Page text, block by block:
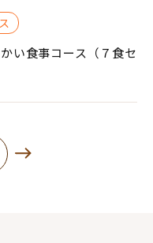
い食事コース（７食セ